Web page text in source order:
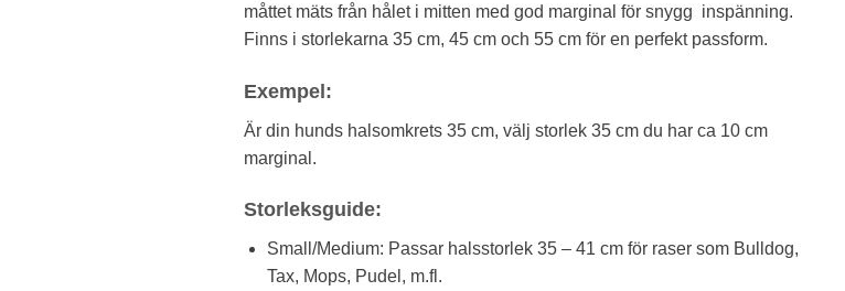
måttet mäts från hålet i mitten med god marginal för snygg inspänning.
Finns i storlekarna 35 cm, 45 cm och 55 cm för en perfekt passform.
Exempel:
Är din hunds halsomkrets 35 cm, välj storlek 35 cm du har ca 10 cm
marginal.
Storleksguide:
Small/Medium: Passar halsstorlek 35 – 41 cm för raser som Bulldog,
Tax, Mops, Pudel, m.fl.